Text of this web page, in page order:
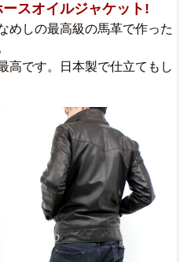
スオイルジャケット!
めしの最高級の馬革で作った
高です。日本製で仕立てもし